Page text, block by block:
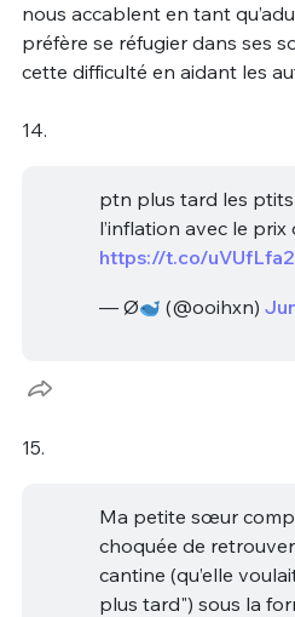
nous accablent en tant
préfère se réfugier dans ses
cette difficulté en aidant les
14.
ptn plus tard les
l’inflation avec le
https://t.co/
— Ø (@ooihxn)
15.
Ma petite sœur
choquée de
cantine (qu’elle
plus tard") sous la